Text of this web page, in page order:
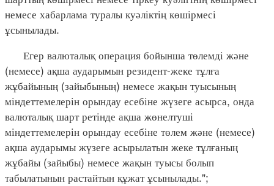
немесе хабарлама туралы куәліктің көшірмесі
ұсынылады.
Егер валюталық операция бойынша төлемді және
(немесе) ақша аударымын резидент-жеке тұлға
жұбайының (зайыбының) немесе жақын туысының
міндеттемелерін орындау есебіне жүзеге асырса, онда
валюталық шарт ретінде ақша жөнелтуші
міндеттемелерін орындау есебіне төлем және (немесе)
ақша аударымы жүзеге асырылатын жеке тұлғаның
жұбайы (зайыбы) немесе жақын туысы болып
табылатынын растайтын құжат ұсынылады.";